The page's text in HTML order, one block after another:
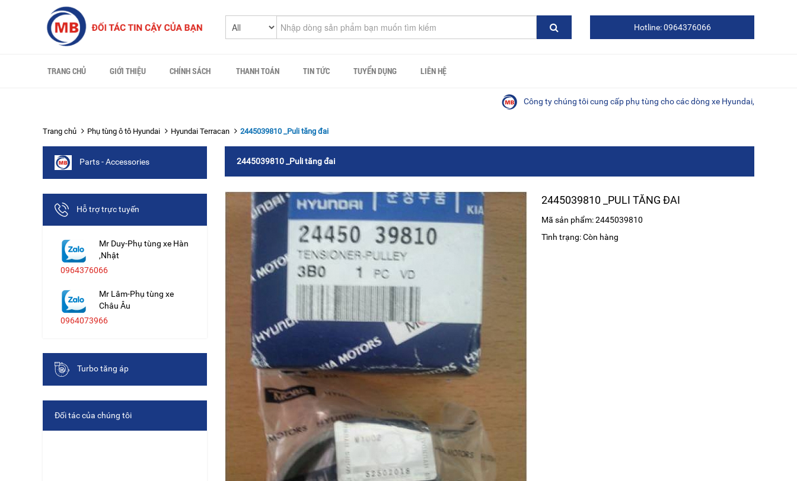
Hotline: 0964376066
TRANG CHỦ GIỚI THIỆU CHÍNH SÁCH THANH TOÁN TIN TỨC TUYỂN DỤNG LIÊN HỆ
Công ty chúng tôi cung cấp phụ tùng cho các dòng xe Hyundai, Kia, Daewoo,
Trang chủ Phụ tùng ô tô Hyundai Hyundai Terracan 2445039810 _Puli tăng đai
2445039810 _Puli tăng đai
2445039810 _PULI TĂNG ĐAI
Mã sản phẩm: 2445039810
Tình trạng: Còn hàng
Parts - Accessories
Hỗ trợ trực tuyến
Mr Duy-Phụ tùng xe Hàn
,Nhật
0964376066
Mr Lâm-Phụ tùng xe
Châu Âu
0964073966
Turbo tăng áp
Đối tác của chúng tôi